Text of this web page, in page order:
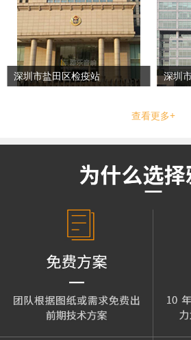
深圳市盐田区检疫站 深圳
查看更多+